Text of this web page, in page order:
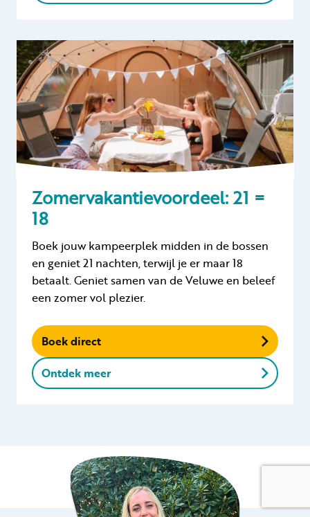
Zomervakantievoordeel: 21 =
18
Boek jouw kampeerplek midden in de bossen
en geniet 21 nachten, terwijl je er maar 18
betaalt. Geniet samen van de Veluwe en beleef
een zomer vol plezier.
Boek direct
Ontdek meer